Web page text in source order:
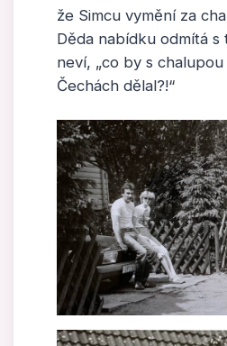
že Simcu vymění za
Děda nabídku odmítá s
neví, „co by s
Čechách dělal?!“